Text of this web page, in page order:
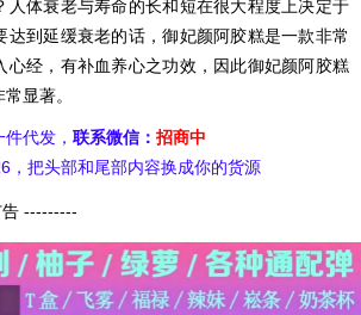
人体衰老与寿命的长和短在很大程度上决定于
达到延缓衰老的话，御妃颜阿胶糕是一款非常
心经，有补血养心之功效，因此御妃颜阿胶糕
显著。
代发， 联系微信： 招商中
，把头部和尾部内容换成你的货源
---------